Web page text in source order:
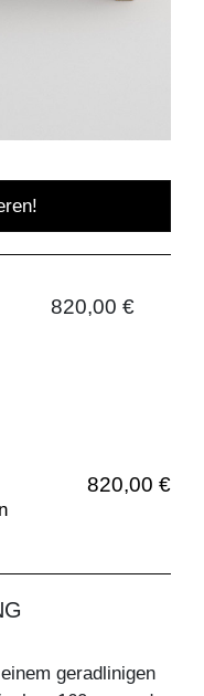
820,00 €
820,00 €
geradlinigen